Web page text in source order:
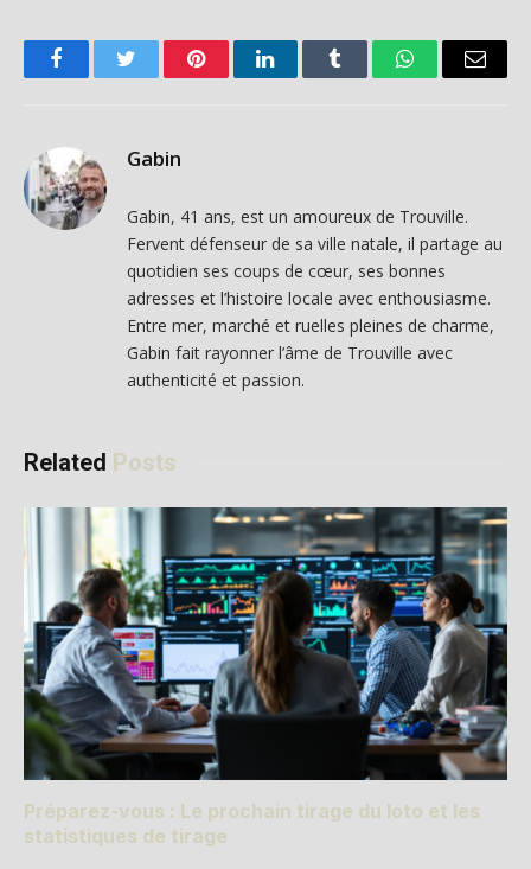
FacebookTwitter PinterestLinkedInTumblr WhatsAppEmail
Gabin
Gabin, 41 ans, est un amoureux de Trouville.
Fervent défenseur de sa ville natale, il partage au
quotidien ses coups de cœur, ses bonnes
adresses et l’histoire locale avec enthousiasme.
Entre mer, marché et ruelles pleines de charme,
Gabin fait rayonner l’âme de Trouville avec
authenticité et passion.
Related Posts
Préparez-vous : Le prochain tirage du loto et les
statistiques de tirage